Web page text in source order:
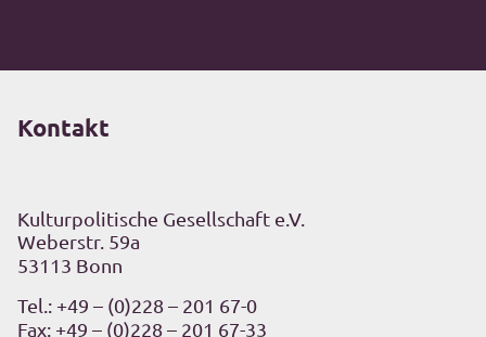
Kontakt
Kulturpolitische Gesellschaft e.V.
Weberstr. 59a
53113 Bonn
Tel.: +49 – (0)228 – 201 67-0
Fax: +49 – (0)228 – 201 67-33